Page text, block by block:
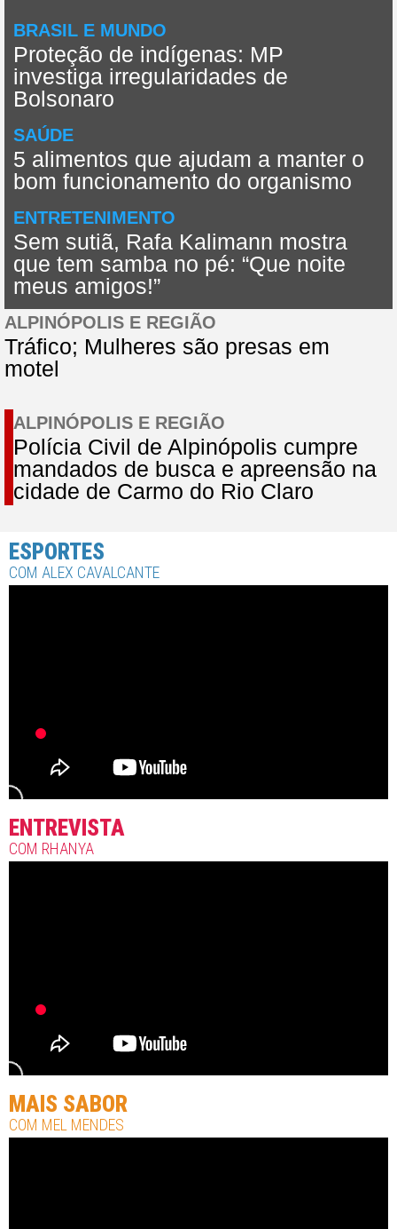
BRASIL E MUNDO
Proteção de indígenas: MP
investiga irregularidades de
Bolsonaro
SAÚDE
5 alimentos que ajudam a manter o
bom funcionamento do organismo
ENTRETENIMENTO
Sem sutiã, Rafa Kalimann mostra
que tem samba no pé: “Que noite
meus amigos!”
ALPINÓPOLIS E REGIÃO
Tráfico; Mulheres são presas em
motel
ALPINÓPOLIS E REGIÃO
Polícia Civil de Alpinópolis cumpre
mandados de busca e apreensão na
cidade de Carmo do Rio Claro
ESPORTES
COM ALEX CAVALCANTE
ENTREVISTA
COM RHANYA
MAIS SABOR
COM MEL MENDES